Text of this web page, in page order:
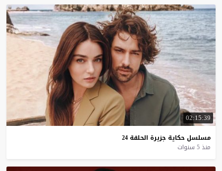
02:15:39
مسلسل حكاية جزيرة الحلقة 24
منذ 5 سنوات